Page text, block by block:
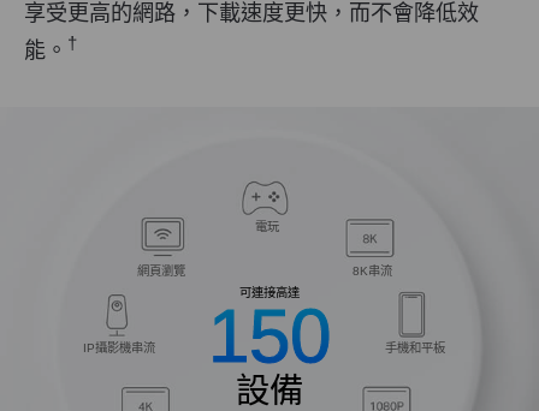
享受更高的網路，下載速度更快，而不會降低效
能。 †
電玩
8K串流
手機和平板
IP攝影機串流
網頁瀏覽
可連接高達
150
設備